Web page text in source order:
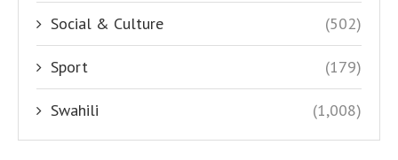
Social & Culture (502)
Sport (179)
Swahili (1,008)